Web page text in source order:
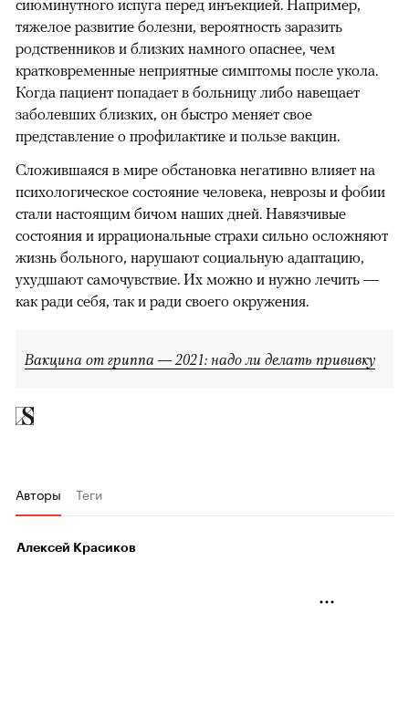
сиюминутного испуга перед инъекцией. Например,
тяжелое развитие болезни, вероятность заразить
родственников и близких намного опаснее, чем
кратковременные неприятные симптомы после укола.
Когда пациент попадает в больницу либо навещает
заболевших близких, он быстро меняет свое
представление о профилактике и пользе вакцин.
Сложившаяся в мире обстановка негативно влияет на
психологическое состояние человека, неврозы и фобии
стали настоящим бичом наших дней. Навязчивые
состояния и иррациональные страхи сильно осложняют
жизнь больного, нарушают социальную адаптацию,
ухудшают самочувствие. Их можно и нужно лечить —
как ради себя, так и ради своего окружения.
Вакцина от гриппа — 2021: надо ли делать прививку
Авторы Теги
Алексей Красиков